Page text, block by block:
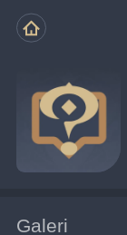
Galeri